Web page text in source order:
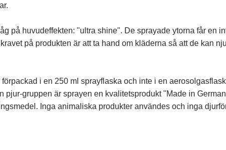
på huvudeffekten: "ultra shine". De sprayade ytorna får en
på produkten är att ta hand om kläderna så att de kan
i en 250 ml sprayflaska och inte i en
pjur-gruppen är sprayen en kvalitetsprodukt "Made in
Inga animaliska produkter användes och inga